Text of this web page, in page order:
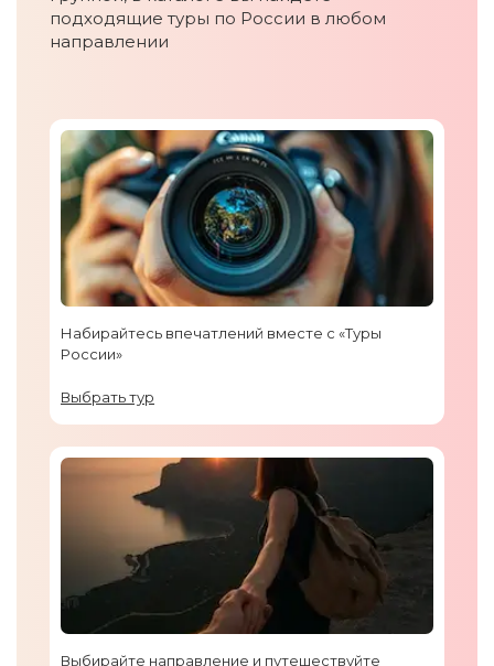
подходящие туры по России в любом
направлении
Набирайтесь впечатлений вместе с «Туры
России»
Выбрать тур
Выбирайте направление и путешествуйте